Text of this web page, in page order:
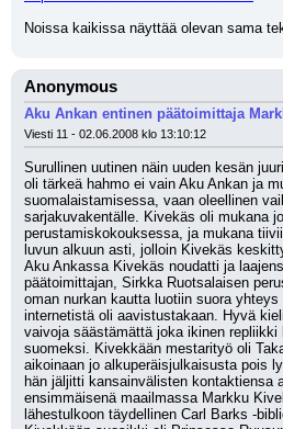
Noissa kaikissa näyttää olevan sama
Anonymous
Aku Ankan entinen päätoimittaja
Viesti 11 - 02.06.2008 klo 13:10:12
Surullinen uutinen näin uuden kesän
oli tärkeä hahmo ei vain Aku Ankan ja
suomalaistamisessa, vaan oleellinen
sarjakuvakentälle. Kivekäs oli mukana
perustamiskokouksessa, ja mukana
luvun alkuun asti, jolloin Kivekäs
Aku Ankassa Kivekäs noudatti ja
päätoimittajan, Sirkka Ruotsalaisen
oman nurkan kautta luotiin suora
internetistä oli aavistustakaan. Hyvä
vaivoja säästämättä joka ikinen repliikki
suomeksi. Kivekkään mestarityö oli
aikoinaan jo alkuperäisjulkaisusta pois
hän jäljitti kansainvälisten kontaktiensa
ensimmäisenä maailmassa Markku
lähestulkoon täydellinen Carl Barks -